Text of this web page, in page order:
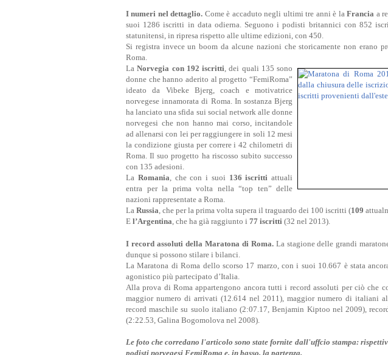
I numeri nel dettaglio. Come è accaduto negli ultimi tre anni è laFrancia a
suoi 1286 iscritti in data odierna. Seguono i podisti britannici con 852
statunitensi, in ripresa rispetto alle ultime edizioni, con 450.
Si registra invece un boom da alcune nazioni che storicamente non erano
Roma.
LaNorvegia con 192 iscritti, dei quali 135 sono
donne che hanno aderito al progetto “FemiRoma”
ideato da Vibeke Bjerg, coach e motivatrice
norvegese innamorata di Roma. In sostanza Bjerg
ha lanciato una sfida sui social network alle donne
norvegesi che non hanno mai corso, incitandole
ad allenarsi con lei per raggiungere in soli 12 mesi
la condizione giusta per correre i 42 chilometri di
Roma. Il suo progetto ha riscosso subito successo
con 135 adesioni.
La Romania, che con i suoi 136 iscritti attuali
entra per la prima volta nella “top ten” delle
nazioni rappresentate a Roma.
La Russia, che per la prima volta supera il traguardo dei 100 iscritti (109
E l’Argentina, che ha già raggiunto i 77 iscritti (32 nel 2013).
I record assoluti della Maratona di Roma. La stagione delle grandi
dunque si possono stilare i bilanci.
La Maratona di Roma dello scorso 17 marzo, con i suoi 10.667 è stata
agonistico più partecipato d’Italia.
Alla prova di Roma appartengono ancora tutti i record assoluti per ciò che
maggior numero di arrivati (12.614 nel 2011), maggior numero di italiani
record maschile su suolo italiano (2:07.17, Benjamin Kiptoo nel 2009),
(2:22.53, Galina Bogomolova nel 2008).
Le foto che corredano l'articolo sono state fornite dall'uffcio stampa:
podisti norvegesi FemiRoma e, in basso, la partenza.